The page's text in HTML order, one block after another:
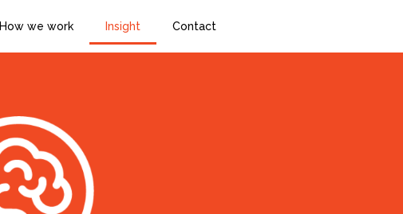
How we work Insight Contact